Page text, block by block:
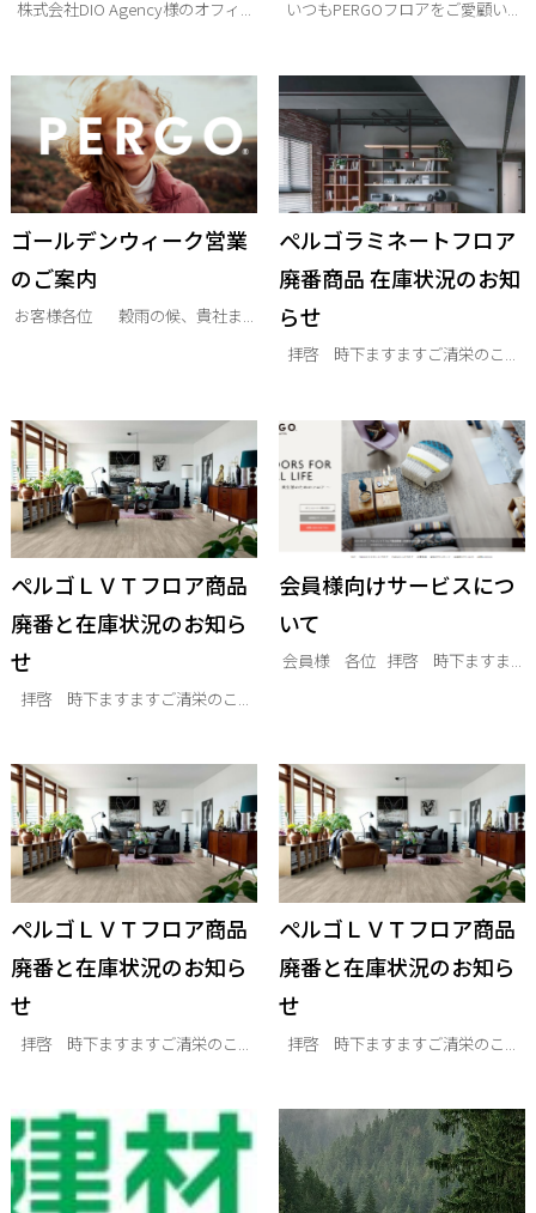
株式会社DIO Agency様のオフィ... いつもPERGOフロアをご愛顧い...
ゴールデンウィーク営業
のご案内
お客様各位 穀雨の候、貴社ま...
ぺルゴラミネートフロア
廃番商品 在庫状況のお知
らせ
拝啓 時下ますますご清栄のこ...
ぺルゴＬＶＴフロア商品
廃番と在庫状況のお知ら
せ
拝啓 時下ますますご清栄のこ...
会員様向けサービスにつ
いて
会員様 各位 拝啓 時下ますま...
ぺルゴＬＶＴフロア商品
廃番と在庫状況のお知ら
せ
拝啓 時下ますますご清栄のこ...
ぺルゴＬＶＴフロア商品
廃番と在庫状況のお知ら
せ
拝啓 時下ますますご清栄のこ...